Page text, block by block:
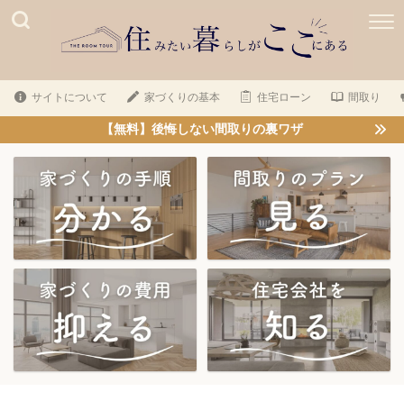
サイトについて 家づくりの基本 住宅ローン 間取り
【無料】後悔しない間取りの裏ワザ